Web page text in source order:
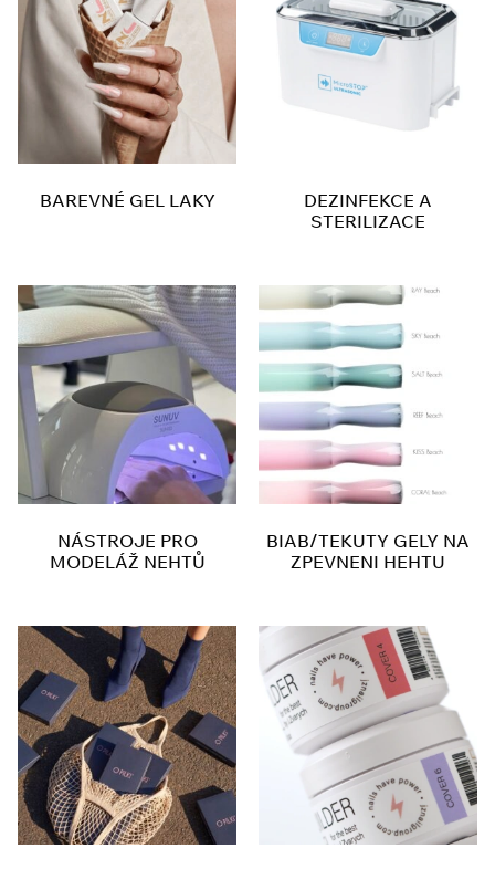
BAREVNÉ GEL LAKY
DEZINFEKCE A
STERILIZACE
NÁSTROJE PRO
MODELÁŽ NEHTŮ
BIAB/TEKUTY GELY NA
ZPEVNENI HEHTU